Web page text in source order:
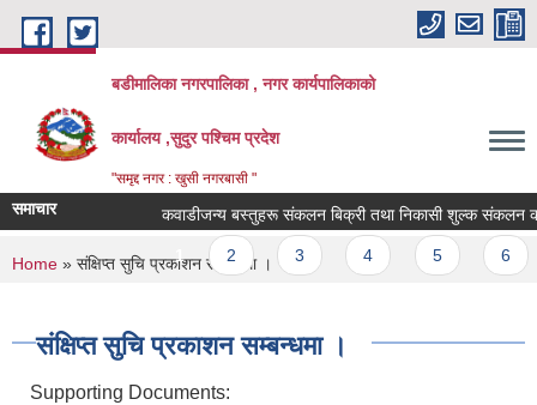
Skip to main content
बडीमालिका नगरपालिका , नगर कार्यपालिकाको
कार्यालय ,सुदुर पश्चिम प्रदेश
"समृद्द नगर : खुसी नगरबासी "
समाचार कवाडीजन्य बस्तुहरू संकलन बिक्री तथा निकासी शुल्क संकलन
Pages
1 2
You are here
Home » संक्षिप्त सुचि प्रकाशन सम्बन्धमा ।
संक्षिप्त सुचि प्रकाशन सम्बन्धमा ।
Supporting Documents: